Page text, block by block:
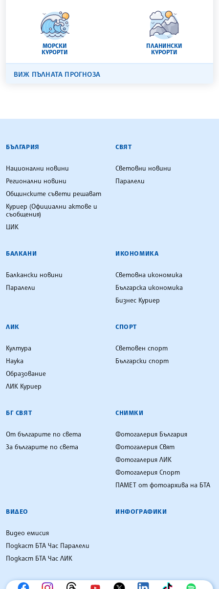
МОРСКИ
КУРОРТИ
ПЛАНИНСКИ
КУРОРТИ
ВИЖ ПЪЛНАТА ПРОГНОЗА
БЪЛГАРСКА ТЕЛЕГРАФНА АГЕНЦИЯ
БЪЛГАРИЯ
Национални новини
Регионални новини
Общинските съвети решават
Куриер (Официални актове и
съобщения)
ЦИК
СВЯТ
Световни новини
Паралели
БАЛКАНИ
Балкански новини
Паралели
ИКОНОМИКА
Световна икономика
Българска икономика
Бизнес Куриер
ЛИК
Култура
Наука
Образование
ЛИК Куриер
СПОРТ
Световен спорт
Български спорт
БГ СВЯТ
От българите по света
За българите по света
СНИМКИ
Фотогалерия България
Фотогалерия Свят
Фотогалерия ЛИК
Фотогалерия Спорт
ПАМЕТ от фотоархива на БТА
ВИДЕО
Видео емисия
Подкаст БТА Час Паралели
Подкаст БТА Час ЛИК
ИНФОГРАФИКИ